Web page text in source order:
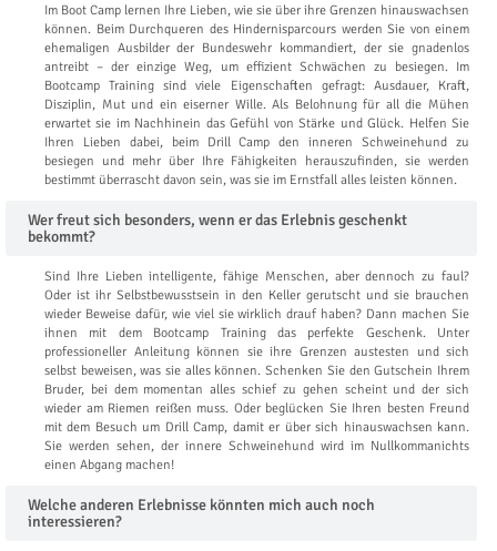
Im Boot Camp lernen Ihre Lieben, wie sie über ihre Grenzen hinauswachsen
können. Beim Durchqueren des Hindernisparcours werden Sie von einem
ehemaligen Ausbilder der Bundeswehr kommandiert, der sie gnadenlos
antreibt – der einzige Weg, um effizient Schwächen zu besiegen. Im
Bootcamp Training sind viele Eigenschaften gefragt: Ausdauer, Kraft,
Disziplin, Mut und ein eiserner Wille. Als Belohnung für all die Mühen
erwartet sie im Nachhinein das Gefühl von Stärke und Glück. Helfen Sie
Ihren Lieben dabei, beim Drill Camp den inneren Schweinehund zu
besiegen und mehr über Ihre Fähigkeiten herauszufinden, sie werden
bestimmt überrascht davon sein, was sie im Ernstfall alles leisten können.
Wer freut sich besonders, wenn er das Erlebnis geschenkt
bekommt?
Sind Ihre Lieben intelligente, fähige Menschen, aber dennoch zu faul?
Oder ist ihr Selbstbewusstsein in den Keller gerutscht und sie brauchen
wieder Beweise dafür, wie viel sie wirklich drauf haben? Dann machen Sie
ihnen mit dem Bootcamp Training das perfekte Geschenk. Unter
professioneller Anleitung können sie ihre Grenzen austesten und sich
selbst beweisen, was sie alles können. Schenken Sie den Gutschein Ihrem
Bruder, bei dem momentan alles schief zu gehen scheint und der sich
wieder am Riemen reißen muss. Oder beglücken Sie Ihren besten Freund
mit dem Besuch um Drill Camp, damit er über sich hinauswachsen kann.
Sie werden sehen, der innere Schweinehund wird im Nullkommanichts
einen Abgang machen!
Welche anderen Erlebnisse könnten mich auch noch
interessieren?